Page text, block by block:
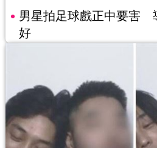
男星拍足球戲正中要害
好